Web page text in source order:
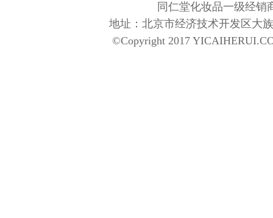
同仁堂化妆品一级经销
地址：北京市经济技术开发区大族
©Copyright 2017